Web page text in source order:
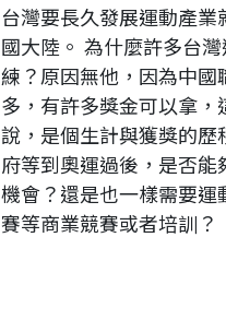
台灣要長久發展運動產
國大陸。 為什麼許多台
練？原因無他，因為中國
多，有許多獎金可以拿，
說，是個生計與獲獎的歷
府等到奧運過後，是否能
機會？還是也一樣需要運
賽等商業競賽或者培訓？